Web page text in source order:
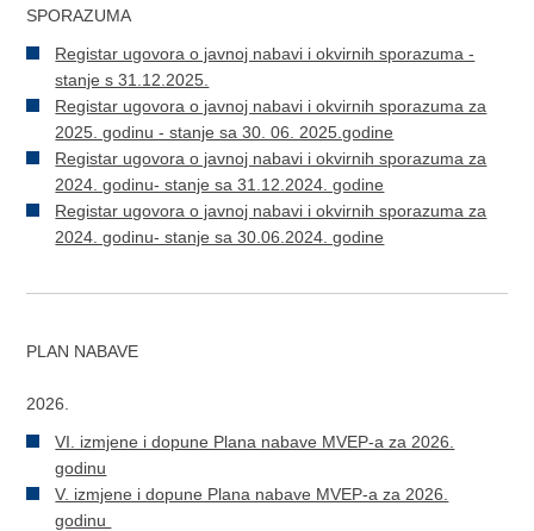
SPORAZUMA
Registar ugovora o javnoj nabavi i okvirnih sporazuma -
stanje s 31.12.2025.
Registar ugovora o javnoj nabavi i okvirnih sporazuma za
2025. godinu - stanje sa 30. 06. 2025.godine
Registar ugovora o javnoj nabavi i okvirnih sporazuma za
2024. godinu- stanje sa 31.12.2024. godine
Registar ugovora o javnoj nabavi i okvirnih sporazuma za
2024. godinu- stanje sa 30.06.2024. godine
PLAN NABAVE
2026.
VI. izmjene i dopune Plana nabave MVEP-a za 2026.
godinu
V. izmjene i dopune Plana nabave MVEP-a za 2026.
godinu